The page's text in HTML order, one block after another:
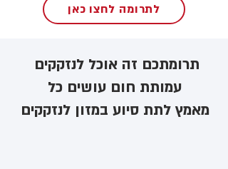
לתרומה לחצו כאן
תרומתכם זה אוכל לנזקקים ​
עמותת חום עושים כל
מאמץ לתת סיוע במזון לנזקקים